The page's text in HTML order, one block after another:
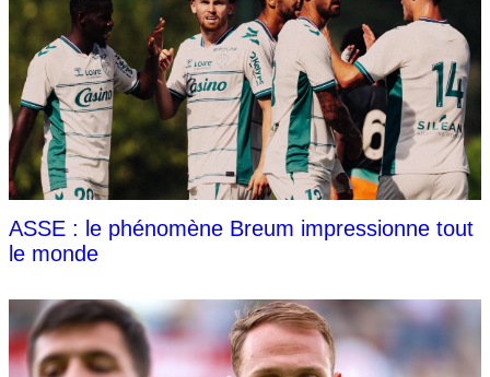
ASSE : le phénomène Breum impressionne tout
le monde